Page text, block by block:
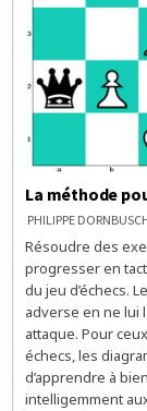
La méthode
PHILIPPE
Résoudre des
progresser en
du jeu d’échecs.
adverse en ne lui
attaque. Pour
échecs, les
d’apprendre à
intelligemment